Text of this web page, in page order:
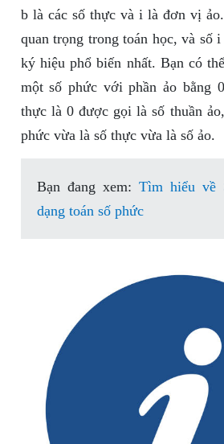
b là các số thực và i là đơn vị
quan trọng trong toán học, và số
ký hiệu phổ biến nhất. Bạn có
một số phức với phần ảo bằng
thực là 0 được gọi là số thuần
phức vừa là số thực vừa là số ảo.
Bạn đang xem: Tìm hiểu về
dạng toán số phức